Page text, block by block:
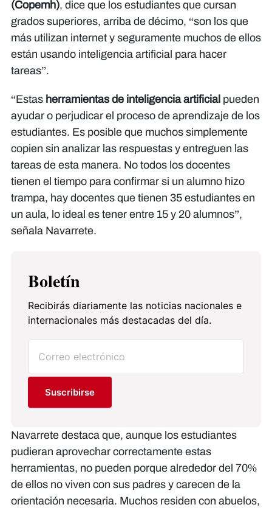
(Copemh), dice que los estudiantes que cursan
grados superiores, arriba de décimo, “son los que
más utilizan internet y seguramente muchos de ellos
están usando inteligencia artificial para hacer
tareas”.
“Estas herramientas de inteligencia artificial pueden
ayudar o perjudicar el proceso de aprendizaje de los
estudiantes. Es posible que muchos simplemente
copien sin analizar las respuestas y entreguen las
tareas de esta manera. No todos los docentes
tienen el tiempo para confirmar si un alumno hizo
trampa, hay docentes que tienen 35 estudiantes en
un aula, lo ideal es tener entre 15 y 20 alumnos”,
señala Navarrete.
Boletín
Recibirás diariamente las noticias nacionales e
internacionales más destacadas del día.
Suscribirse
Navarrete destaca que, aunque los estudiantes
pudieran aprovechar correctamente estas
herramientas, no pueden porque alrededor del 70%
de ellos no viven con sus padres y carecen de la
orientación necesaria. Muchos residen con abuelos,